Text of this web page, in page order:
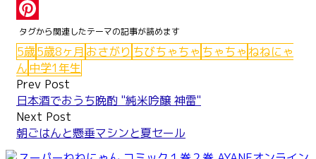
Tumblr
Pinterest
5歳5歳8ヶ月 おさがり ちびちゃちゃ ちゃちゃねねにゃ
ん中学1年生
Post
navigation
Prev Post
日本酒でおうち晩酌 "純米吟醸 神雷"
Next Post
朝ごはんと懸垂マシンと夏セール